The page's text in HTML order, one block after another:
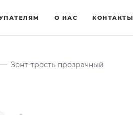
О НАС КОНТАКТЫ
Зонт-трость прозрачный